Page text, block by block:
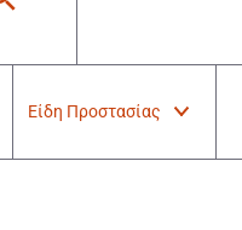
Είδη Προστασίας